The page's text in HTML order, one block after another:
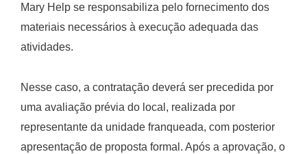
Mary Help se responsabiliza pelo fornecimento dos
materiais necessários à execução adequada das
atividades.
Nesse caso, a contratação deverá ser precedida por
uma avaliação prévia do local, realizada por
representante da unidade franqueada, com posterior
apresentação de proposta formal. Após a aprovação, o